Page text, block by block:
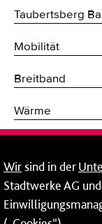
Taubertsberg
Mobilität
Breitband
Wärme
Erneuerbare
Netze
Wirsind in der
Stadtwerke AG